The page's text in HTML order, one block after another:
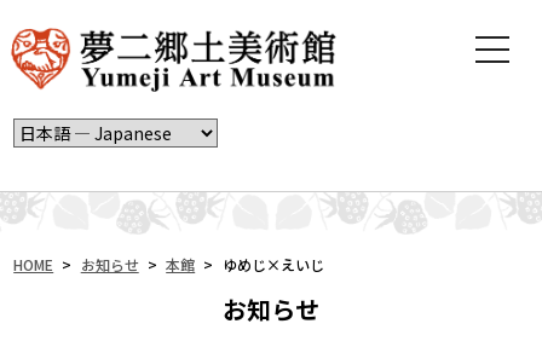
t
n
HOME > お知らせ > 本館 > ゆめじ×えいじ
お知らせ